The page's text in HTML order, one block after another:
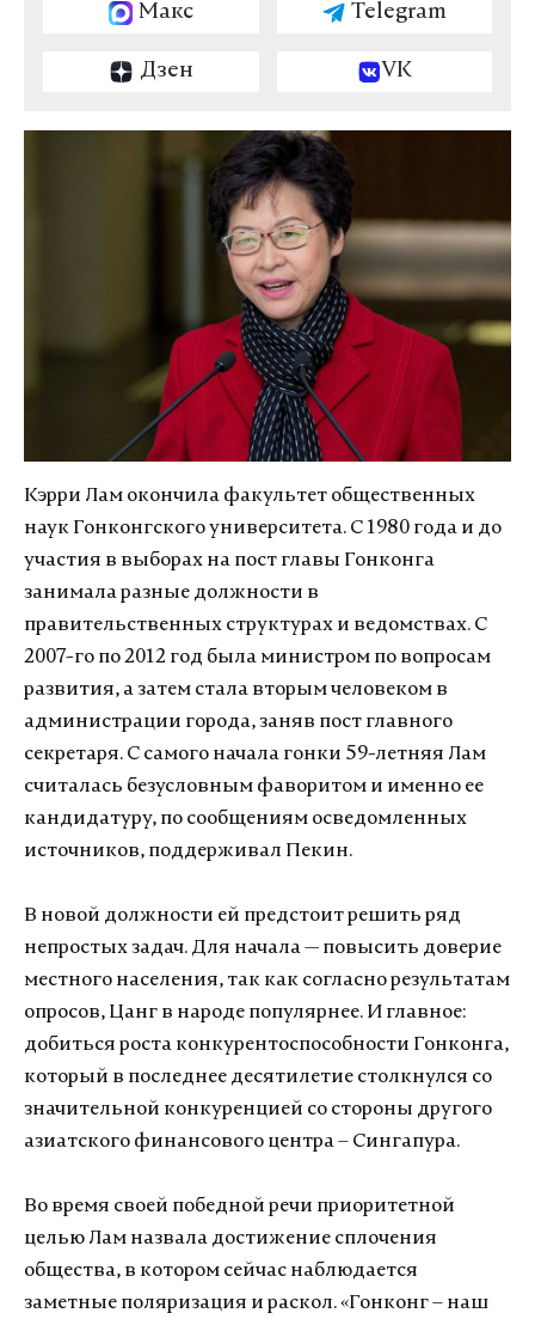
Макс Telegram
Дзен VK
Кэрри Лам окончила факультет общественных
наук Гонконгского университета. С 1980 года и до
участия в выборах на пост главы Гонконга
занимала разные должности в
правительственных структурах и ведомствах. С
2007-го по 2012 год была министром по вопросам
развития, а затем стала вторым человеком в
администрации города, заняв пост главного
секретаря. С самого начала гонки 59-летняя Лам
считалась безусловным фаворитом и именно ее
кандидатуру, по сообщениям осведомленных
источников, поддерживал Пекин.
В новой должности ей предстоит решить ряд
непростых задач. Для начала — повысить доверие
местного населения, так как согласно результатам
опросов, Цанг в народе популярнее. И главное:
добиться роста конкурентоспособности Гонконга,
который в последнее десятилетие столкнулся со
значительной конкуренцией со стороны другого
азиатского финансового центра – Сингапура.
Во время своей победной речи приоритетной
целью Лам назвала достижение сплочения
общества, в котором сейчас наблюдается
заметные поляризация и раскол. «Гонконг – наш